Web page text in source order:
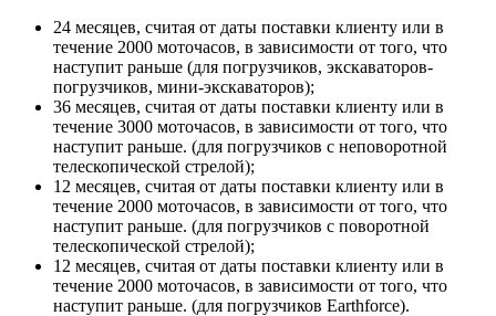
24 месяцев, считая от даты поставки клиенту или в
течение 2000 моточасов, в зависимости от того, что
наступит раньше (для погрузчиков, экскаваторов-
погрузчиков, мини-экскаваторов);
36 месяцев, считая от даты поставки клиенту или в
течение 3000 моточасов, в зависимости от того, что
наступит раньше. (для погрузчиков с неповоротной
телескопической стрелой);
12 месяцев, считая от даты поставки клиенту или в
течение 2000 моточасов, в зависимости от того, что
наступит раньше. (для погрузчиков с поворотной
телескопической стрелой);
12 месяцев, считая от даты поставки клиенту или в
течение 2000 моточасов, в зависимости от того, что
наступит раньше. (для погрузчиков Earthforce).